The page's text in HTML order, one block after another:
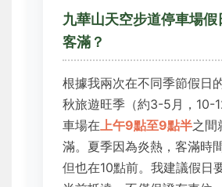
九華山天空步道停車場假
客滿？
根據我兩次在不同季節假日
秋旅遊旺季（約3-5月，10-
車場在上午9點至9點半之間
滿。夏季因為炎熱，客滿時
但也在10點前。我建議假日